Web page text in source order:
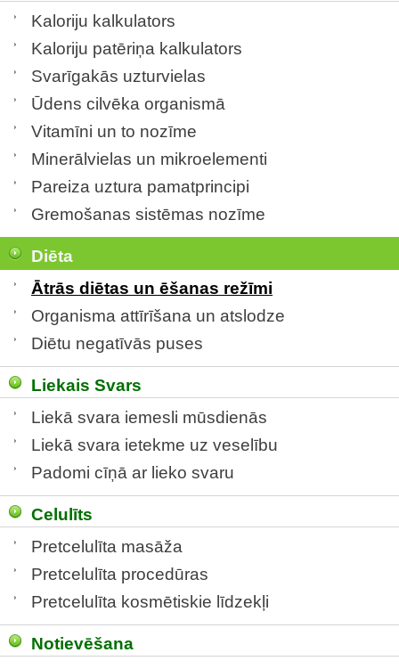
Kaloriju kalkulators
Kaloriju patēriņa kalkulators
Svarīgakās uzturvielas
Ūdens cilvēka organismā
Vitamīni un to nozīme
Minerālvielas un mikroelementi
Pareiza uztura pamatprincipi
Gremošanas sistēmas nozīme
Diēta
Ātrās diētas un ēšanas režīmi
Organisma attīrīšana un atslodze
Diētu negatīvās puses
Liekais Svars
Liekā svara iemesli mūsdienās
Liekā svara ietekme uz veselību
Padomi cīņā ar lieko svaru
Celulīts
Pretcelulīta masāža
Pretcelulīta procedūras
Pretcelulīta kosmētiskie līdzekļi
Notievēšana